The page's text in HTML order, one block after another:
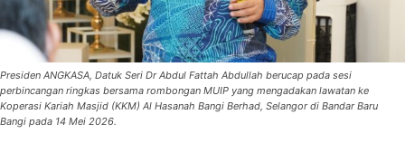
Presiden ANGKASA, Datuk Seri Dr Abdul Fattah Abdullah berucap pada sesi
perbincangan ringkas bersama rombongan MUIP yang mengadakan lawatan ke
Koperasi Kariah Masjid (KKM) Al Hasanah Bangi Berhad, Selangor di Bandar Baru
Bangi pada 14 Mei 2026.